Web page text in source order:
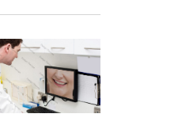
de
vistas
de
Eventos